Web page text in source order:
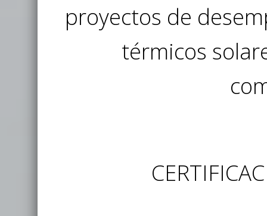
proyectos de
térmicos